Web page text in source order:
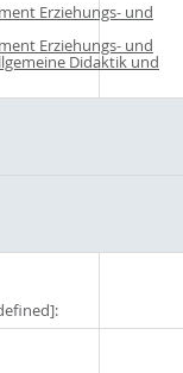
Erziehungs- und
Erziehungs- und
Didaktik und